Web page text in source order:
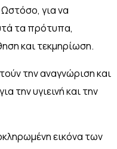
Ωστόσο, για να
τα πρότυπα,
και τεκμηρίωση.
την αναγνώριση και
την υγιεινή και την
εικόνα των